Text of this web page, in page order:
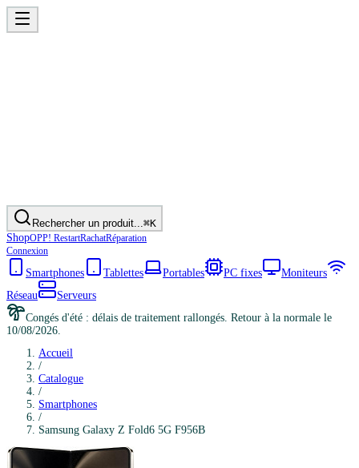
Rechercher un produit...⌘K
ShopOPP! RestartRachatRéparation
Connexion
Smartphones Tablettes Portables PC fixes
Moniteurs
Réseau
Serveurs
Congés d'été : délais de traitement rallongés. Retour à la normale le
10/08/2026.
Accueil
/
Catalogue
/
Smartphones
/
Samsung Galaxy Z Fold6 5G F956B